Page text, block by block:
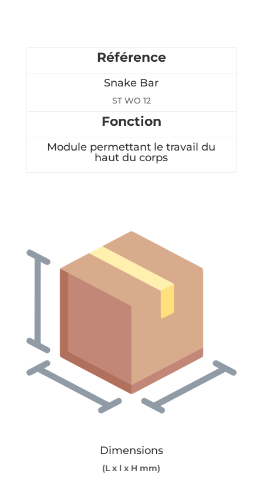
Référence
Snake Bar
ST WO 12
Fonction
Module permettant le travail du
haut du corps
Dimensions
(L x l x H mm)